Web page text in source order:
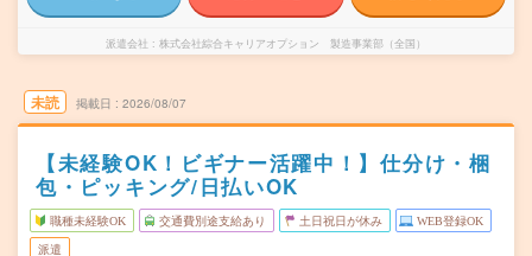
派遣会社 株式会社綜合キャリアオプション 製造事業部（全国）
未読 掲載日 2026/08/07
【未経験OK！ビギナー活躍中！】仕分け・梱
包・ピッキング/日払いOK
職種未経験OK 交通費別途支給あり 土日祝日が休み WEB登録OK
派遣